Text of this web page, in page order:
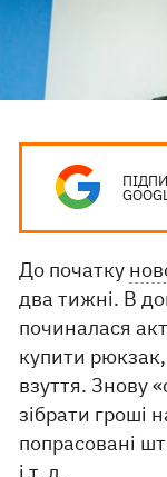
До початку
два тижні. В
починалася
купити
взуття. Знову
зібрати гроші
попрасовані